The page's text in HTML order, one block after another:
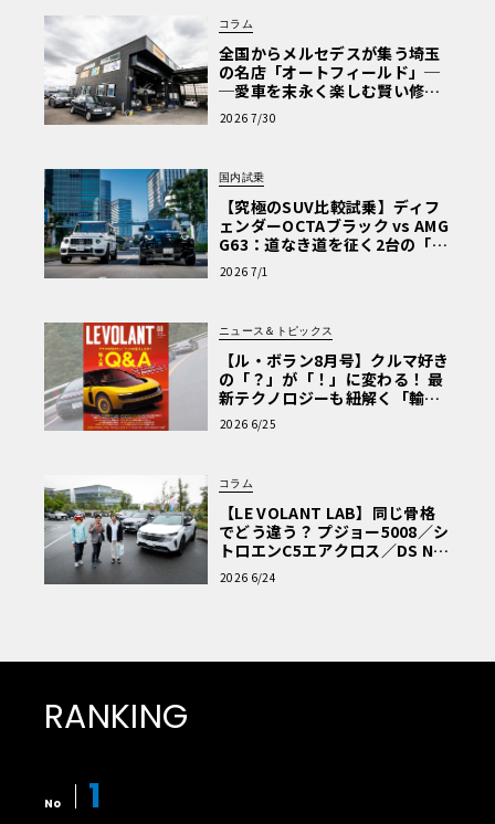
コラム
全国からメルセデスが集う埼玉
の名店「オートフィールド」─
─愛車を末永く楽しむ賢い修理
術と、プロがフックス製オイル
を選ぶ理由〈PR〉
2026 7/30
国内試乗
【究極のSUV比較試乗】ディフ
ェンダーOCTAブラック vs AMG
G63：道なき道を征く2台の「対
極的アプローチ」
2026 7/1
ニュース＆トピックス
【ル・ボラン8月号】クルマ好き
の「？」が「！」に変わる！ 最
新テクノロジーも紐解く「輸入
車Q&A」
2026 6/25
コラム
【LE VOLANT LAB】同じ骨格
でどう違う？ プジョー5008／シ
トロエンC5エアクロス／DS Nº4
読者一気乗りレポート
2026 6/24
RANKING
No 1